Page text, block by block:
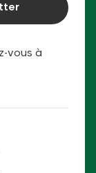
vous à